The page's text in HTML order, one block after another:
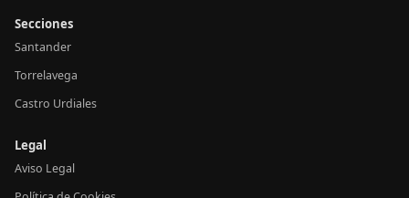
Secciones
Santander
Torrelavega
Castro Urdiales
Legal
Aviso Legal